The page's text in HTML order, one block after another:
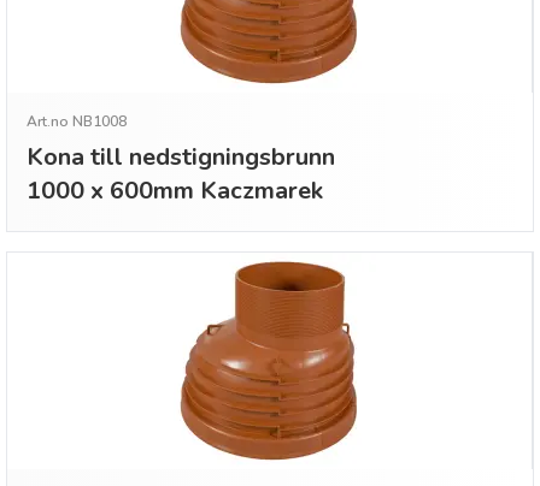
Art.no NB1008
Kona till nedstigningsbrunn
1000 x 600mm Kaczmarek